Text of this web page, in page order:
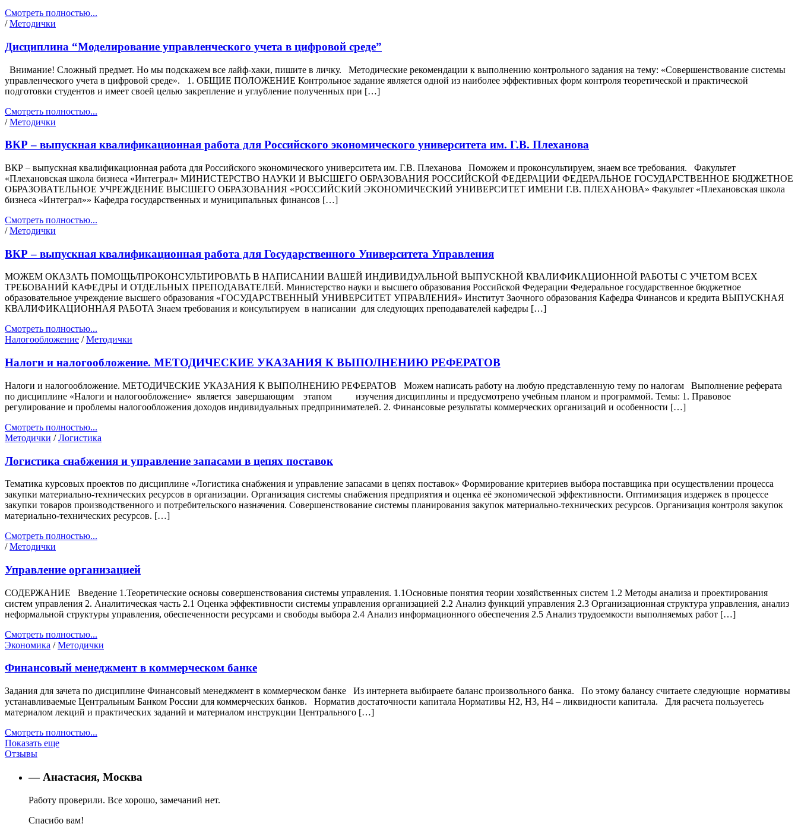
Смотреть полностью...
/Методички
Дисциплина “Моделирование управленческого учета в цифровой среде”
Внимание! Сложный предмет. Но мы подскажем все лайф-хаки, пишите в личку. Методические рекомендации к выполнению контрольного задания на тему: «Совершенствование системы
управленческого учета в цифровой среде». 1. ОБЩИЕ ПОЛОЖЕНИЕ Контрольное задание является одной из наиболее эффективных форм контроля теоретической и практической
подготовки студентов и имеет своей целью закрепление и углубление полученных при […]
Смотреть полностью...
/Методички
ВКР – выпускная квалификационная работа для Российского экономического университета им. Г.В. Плеханова
ВКР – выпускная квалификационная работа для Российского экономического университета им. Г.В. Плеханова Поможем и проконсультируем, знаем все требования. Факультет
«Плехановская школа бизнеса «Интеграл» МИНИСТЕРСТВО НАУКИ И ВЫСШЕГО ОБРАЗОВАНИЯ РОССИЙСКОЙ ФЕДЕРАЦИИ ФЕДЕРАЛЬНОЕ ГОСУДАРСТВЕННОЕ БЮДЖЕТНОЕ
ОБРАЗОВАТЕЛЬНОЕ УЧРЕЖДЕНИЕ ВЫСШЕГО ОБРАЗОВАНИЯ «РОССИЙСКИЙ ЭКОНОМИЧЕСКИЙ УНИВЕРСИТЕТ ИМЕНИ Г.В. ПЛЕХАНОВА» Факультет «Плехановская школа
бизнеса «Интеграл»» Кафедра государственных и муниципальных финансов […]
Смотреть полностью...
/Методички
ВКР – выпускная квалификационная работа для Государственного Университета Управления
МОЖЕМ ОКАЗАТЬ ПОМОЩЬ/ПРОКОНСУЛЬТИРОВАТЬ В НАПИСАНИИ ВАШЕЙ ИНДИВИДУАЛЬНОЙ ВЫПУСКНОЙ КВАЛИФИКАЦИОННОЙ РАБОТЫ С УЧЕТОМ ВСЕХ
ТРЕБОВАНИЙ КАФЕДРЫ И ОТДЕЛЬНЫХ ПРЕПОДАВАТЕЛЕЙ. Министерство науки и высшего образования Российской Федерации Федеральное государственное бюджетное
образовательное учреждение высшего образования «ГОСУДАРСТВЕННЫЙ УНИВЕРСИТЕТ УПРАВЛЕНИЯ» Институт Заочного образования Кафедра Финансов и кредита ВЫПУСКНАЯ
КВАЛИФИКАЦИОННАЯ РАБОТА Знаем требования и консультируем в написании для следующих преподавателей кафедры […]
Смотреть полностью...
Налогообложение /Методички
Налоги и налогообложение. МЕТОДИЧЕСКИЕ УКАЗАНИЯ К ВЫПОЛНЕНИЮ РЕФЕРАТОВ
Налоги и налогообложение. МЕТОДИЧЕСКИЕ УКАЗАНИЯ К ВЫПОЛНЕНИЮ РЕФЕРАТОВ Можем написать работу на любую представленную тему по налогам Выполнение реферата
по дисциплине «Налоги и налогообложение» является завершающим этапом изучения дисциплины и предусмотрено учебным планом и программой. Темы: 1. Правовое
регулирование и проблемы налогообложения доходов индивидуальных предпринимателей. 2. Финансовые результаты коммерческих организаций и особенности […]
Смотреть полностью...
Методички /Логистика
Логистика снабжения и управление запасами в цепях поставок
Тематика курсовых проектов по дисциплине «Логистика снабжения и управление запасами в цепях поставок» Формирование критериев выбора поставщика при осуществлении процесса
закупки материально-технических ресурсов в организации. Организация системы снабжения предприятия и оценка её экономической эффективности. Оптимизация издержек в процессе
закупки товаров производственного и потребительского назначения. Совершенствование системы планирования закупок материально-технических ресурсов. Организация контроля закупок
материально-технических ресурсов. […]
Смотреть полностью...
/Методички
Управление организацией
СОДЕРЖАНИЕ Введение 1.Теоретические основы совершенствования системы управления. 1.1Основные понятия теории хозяйственных систем 1.2 Методы анализа и проектирования
систем управления 2. Аналитическая часть 2.1 Оценка эффективности системы управления организацией 2.2 Анализ функций управления 2.3 Организационная структура управления, анализ
неформальной структуры управления, обеспеченности ресурсами и свободы выбора 2.4 Анализ информационного обеспечения 2.5 Анализ трудоемкости выполняемых работ […]
Смотреть полностью...
Экономика /Методички
Финансовый менеджмент в коммерческом банке
Задания для зачета по дисциплине Финансовый менеджмент в коммерческом банке Из интернета выбираете баланс произвольного банка. По этому балансу считаете следующие нормативы
устанавливаемые Центральным Банком России для коммерческих банков. Норматив достаточности капитала Нормативы Н2, Н3, Н4 – ликвидности капитала. Для расчета пользуетесь
материалом лекций и практических заданий и материалом инструкции Центрального […]
Смотреть полностью...
Показать еще
Отзывы
— Анастасия, Москва
Работу проверили. Все хорошо, замечаний нет.
Спасибо вам!